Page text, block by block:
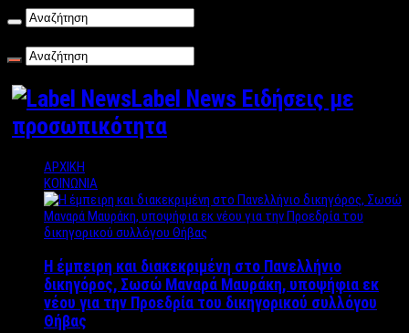
Label News Ειδήσεις με
προσωπικότητα
ΑΡΧΙΚΗ
ΚΟΙΝΩΝΙΑ
Η έμπειρη και διακεκριμένη στο Πανελλήνιο
δικηγόρος, Σωσώ Μαναρά Μαυράκη, υποψήφια εκ
νέου για την Προεδρία του δικηγορικού συλλόγου
Θήβας